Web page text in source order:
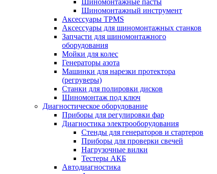
Шиномонтажные пасты
Шиномонтажный инструмент
Аксессуары TPMS
Аксессуары для шиномонтажных станков
Запчасти для шиномонтажного
оборудования
Мойки для колес
Генераторы азота
Машинки для нарезки протектора
(регруверы)
Станки для полировки дисков
Шиномонтаж под ключ
Диагностическое оборудование
Приборы для регулировки фар
Диагностика электрооборудования
Стенды для генераторов и стартеров
Приборы для проверки свечей
Нагрузочные вилки
Тестеры АКБ
Автодиагностика